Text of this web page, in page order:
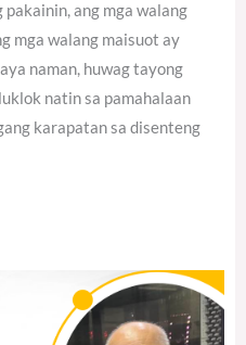
pakainin, ang mga walang
mga walang maisuot ay
naman, huwag tayong
natin sa pamahalaan
karapatan sa disenteng